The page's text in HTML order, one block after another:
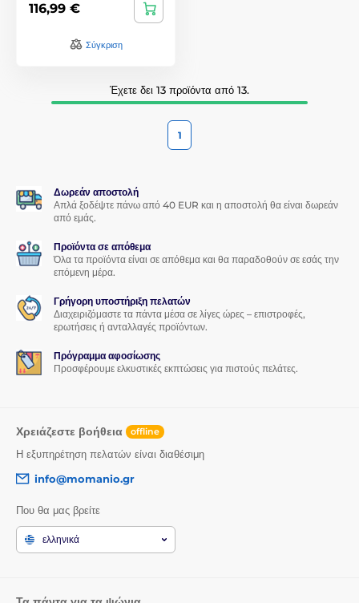
116,99 €
Σύγκριση
Έχετε δει 13 προϊόντα από 13.
1
Δωρεάν αποστολή
Απλά ξοδέψτε πάνω από 40 EUR και η αποστολή θα είναι δωρεάν
από εμάς.
Προϊόντα σε απόθεμα
Όλα τα προϊόντα είναι σε απόθεμα και θα παραδοθούν σε εσάς την
επόμενη μέρα.
Γρήγορη υποστήριξη πελατών
Διαχειριζόμαστε τα πάντα μέσα σε λίγες ώρες – επιστροφές,
ερωτήσεις ή ανταλλαγές προϊόντων.
Πρόγραμμα αφοσίωσης
Προσφέρουμε ελκυστικές εκπτώσεις για πιστούς πελάτες.
Χρειάζεστε βοήθεια offline
Η εξυπηρέτηση πελατών είναι διαθέσιμη
info@momanio.gr
Που θα μας βρείτε
ελληνικά